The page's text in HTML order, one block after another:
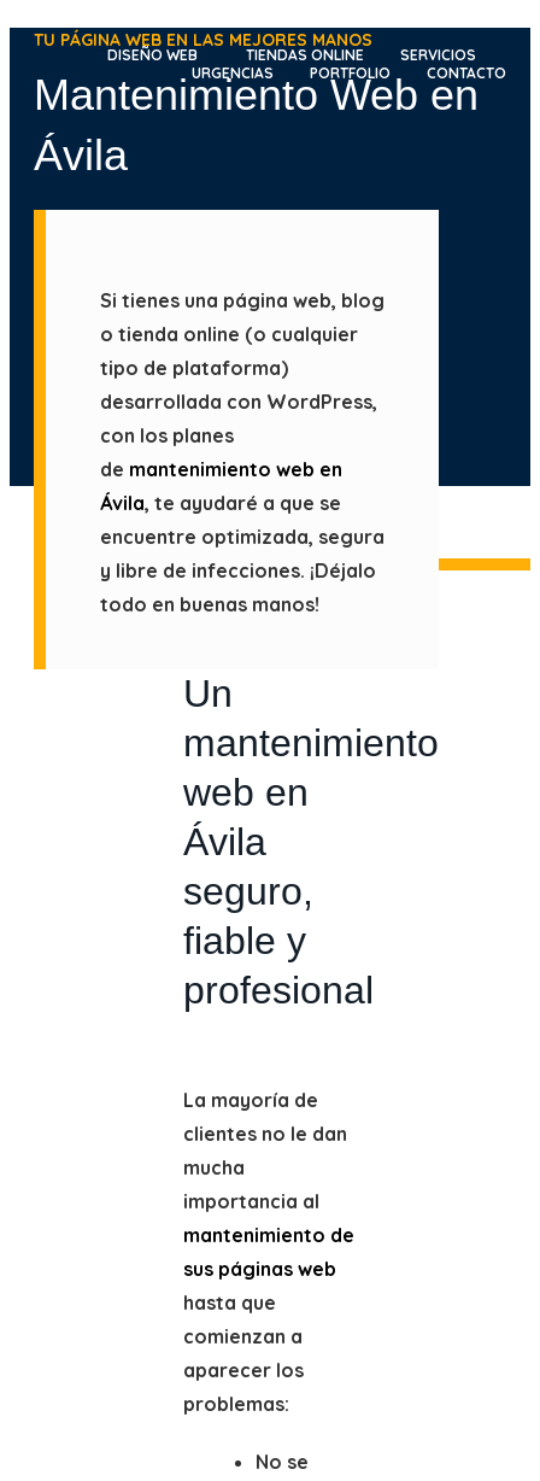
contenido
DISEÑO WEB TIENDAS ONLINE
SERVICIOS
URGENCIAS
PORTFOLIO CONTACTO
TU PÁGINA WEB EN LAS MEJORES MANOS
Mantenimiento Web en
Ávila
Si tienes una página web, blog
o tienda online (o cualquier
tipo de plataforma)
desarrollada con WordPress,
con los planes
de mantenimiento web en
Ávila, te ayudaré a que se
encuentre optimizada, segura
y libre de infecciones. ¡Déjalo
todo en buenas manos!
Un
mantenimiento
web en
Ávila
seguro,
fiable y
profesional
La mayoría de
clientes no le dan
mucha
importancia al
mantenimiento de
sus páginas web
hasta que
comienzan a
aparecer los
problemas:
No se